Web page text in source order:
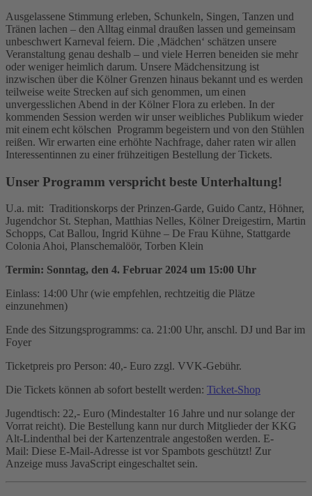
Ausgelassene Stimmung erleben, Schunkeln, Singen, Tanzen und
Tränen lachen – den Alltag einmal draußen lassen und gemeinsam
unbeschwert Karneval feiern. Die ‚Mädchen‘ schätzen unsere
Veranstaltung genau deshalb – und viele Herren beneiden sie mehr
oder weniger heimlich darum. Unsere Mädchensitzung ist
inzwischen über die Kölner Grenzen hinaus bekannt und es werden
teilweise weite Strecken auf sich genommen, um einen
unvergesslichen Abend in der Kölner Flora zu erleben. In der
kommenden Session werden wir unser weibliches Publikum wieder
mit einem echt kölschen Programm begeistern und von den Stühlen
reißen. Wir erwarten eine erhöhte Nachfrage, daher raten wir allen
Interessentinnen zu einer frühzeitigen Bestellung der Tickets.
Unser Programm verspricht beste Unterhaltung!
U.a. mit: Traditionskorps der Prinzen-Garde, Guido Cantz, Höhner,
Jugendchor St. Stephan, Matthias Nelles, Kölner Dreigestirn, Martin
Schopps, Cat Ballou, Ingrid Kühne – De Frau Kühne, Stattgarde
Colonia Ahoi, Planschemalöör, Torben Klein
Termin: Sonntag, den 4. Februar 2024 um 15:00 Uhr
Einlass: 14:00 Uhr (wie empfehlen, rechtzeitig die Plätze
einzunehmen)
Ende des Sitzungsprogramms: ca. 21:00 Uhr, anschl. DJ und Bar im
Foyer
Ticketpreis pro Person: 40,- Euro zzgl. VVK-Gebühr.
Die Tickets können ab sofort bestellt werden: Ticket-Shop
Jugendtisch: 22,- Euro (Mindestalter 16 Jahre und nur solange der
Vorrat reicht). Die Bestellung kann nur durch Mitglieder der KKG
Alt-Lindenthal bei der Kartenzentrale angestoßen werden. E-
Mail: Diese E-Mail-Adresse ist vor Spambots geschützt! Zur
Anzeige muss JavaScript eingeschaltet sein.